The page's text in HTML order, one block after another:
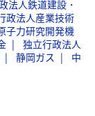
法人鉄道建設・
政法人産業技術
子力研究開発機
独立行政法人
静岡ガス
中